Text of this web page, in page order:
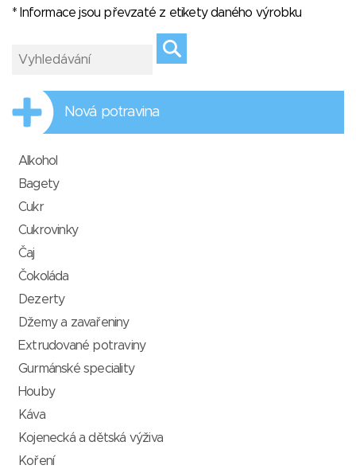
* Informace jsou převzaté z etikety daného výrobku
Nová potravina
Alkohol
Bagety
Cukr
Cukrovinky
Čaj
Čokoláda
Dezerty
Džemy a zavařeniny
Extrudované potraviny
Gurmánské speciality
Houby
Káva
Kojenecká a dětská výživa
Koření